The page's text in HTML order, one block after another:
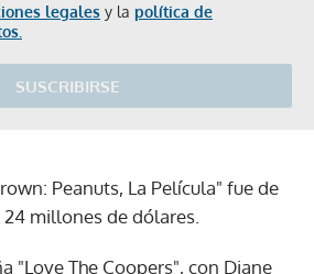
legales y la política de
SUSCRIBIRSE
Peanuts, La Película" fue de
millones de dólares.
"Love The Coopers", con Diane